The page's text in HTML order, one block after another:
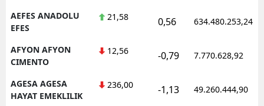
Isparta
İzmir
AEFES ANADOLU
EFES
21,58 0,56 634.480.253,24
AFYON AFYON
CIMENTO
12,56 -0,79 7.770.628,92
AGESA AGESA
HAYAT EMEKLILIK
236,00 -1,13 49.260.444,90